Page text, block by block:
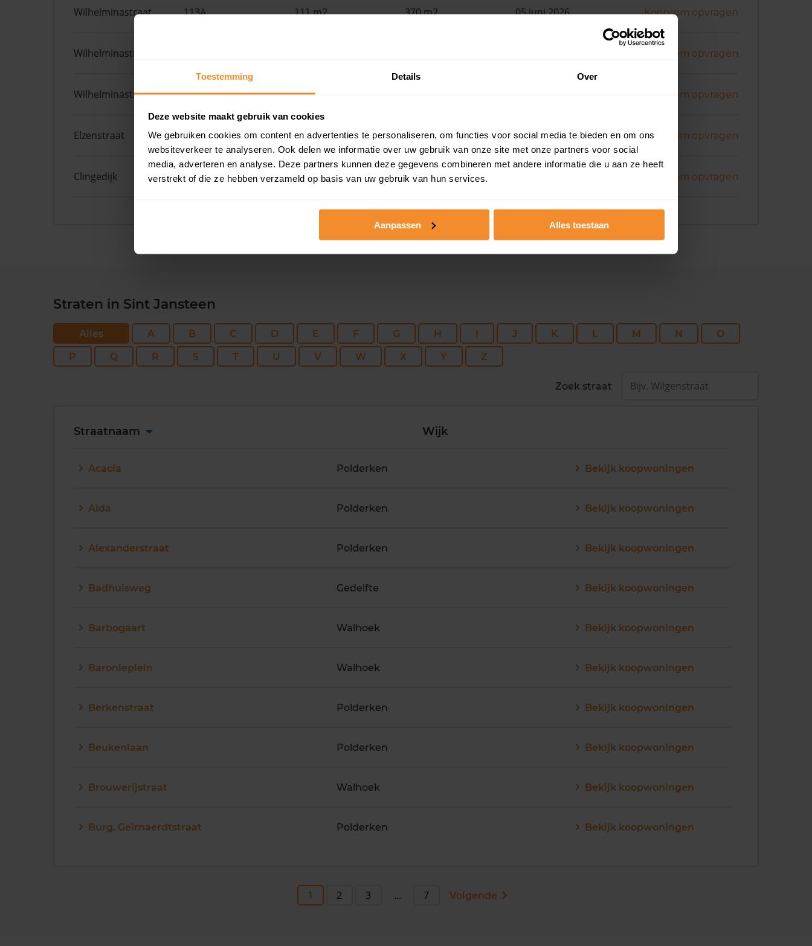
Toestemming Details Over
Deze website maakt gebruik van cookies
We gebruiken cookies om content en advertenties te personaliseren, om functies voor social media te bieden en om ons
websiteverkeer te analyseren. Ook delen we informatie over uw gebruik van onze site met onze partners voor social
media, adverteren en analyse. Deze partners kunnen deze gegevens combineren met andere informatie die u aan ze heeft
verstrekt of die ze hebben verzameld op basis van uw gebruik van hun services.
Aanpassen Alles toestaan
Wilhelminastraat 113A 111 m2 370 m2 05 juni 2026 Koopsom opvragen
Wilhelminastraat Koopsom opvragen
Wilhelminastraat 96 165 m2 Koopsom opvragen
Elzenstraat 4 171 m2 345 m2 30 april 2026 Koopsom opvragen
Clingedijk 9 196 m2 788 m2 Koopsom opvragen
Straten in Sint Jansteen
Alles A B C D E F G H I J K L M N
O
P
Q R S T U V W X Y Z
Zoek straat
Straatnaam Wijk
Acacia Polderken Bekijk koopwoningen
Aïda Polderken Bekijk koopwoningen
Alexanderstraat Polderken Bekijk koopwoningen
Badhuisweg Gedelfte Bekijk koopwoningen
Barbogaart Walhoek Bekijk koopwoningen
Baronieplein Walhoek Bekijk koopwoningen
Berkenstraat Polderken Bekijk koopwoningen
Beukenlaan Polderken Bekijk koopwoningen
Brouwerijstraat Walhoek Bekijk koopwoningen
Burg. Geirnaerdtstraat Polderken Bekijk koopwoningen
1 2 3 ... 7 Volgende